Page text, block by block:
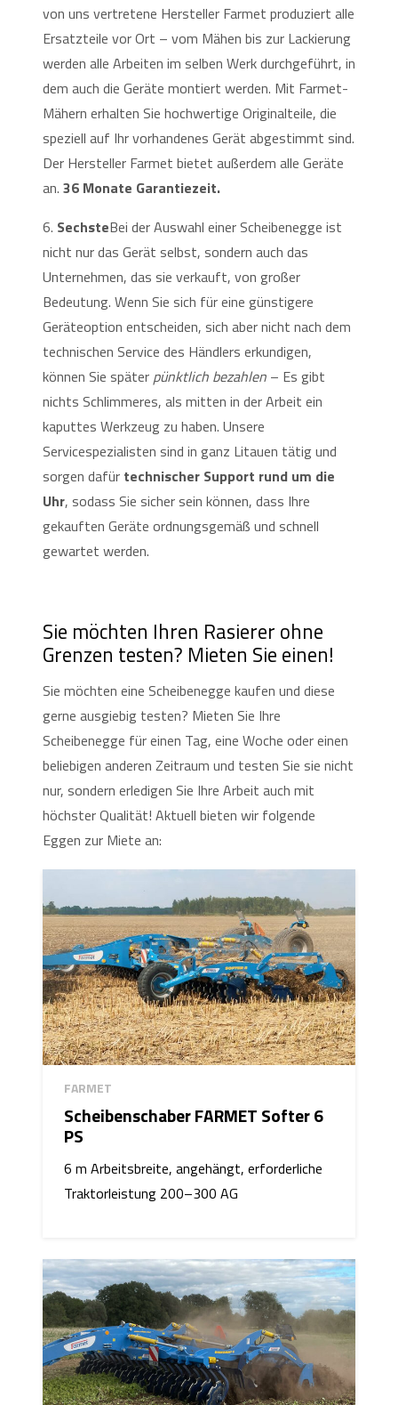
von uns vertretene Hersteller Farmet produziert alle
Ersatzteile vor Ort – vom Mähen bis zur Lackierung
werden alle Arbeiten im selben Werk durchgeführt, in
dem auch die Geräte montiert werden. Mit Farmet-
Mähern erhalten Sie hochwertige Originalteile, die
speziell auf Ihr vorhandenes Gerät abgestimmt sind.
Der Hersteller Farmet bietet außerdem alle Geräte
an. 36 Monate Garantiezeit.
6. SechsteBei der Auswahl einer Scheibenegge ist
nicht nur das Gerät selbst, sondern auch das
Unternehmen, das sie verkauft, von großer
Bedeutung. Wenn Sie sich für eine günstigere
Geräteoption entscheiden, sich aber nicht nach dem
technischen Service des Händlers erkundigen,
können Sie später pünktlich bezahlen – Es gibt
nichts Schlimmeres, als mitten in der Arbeit ein
kaputtes Werkzeug zu haben. Unsere
Servicespezialisten sind in ganz Litauen tätig und
sorgen dafür technischer Support rund um die
Uhr, sodass Sie sicher sein können, dass Ihre
gekauften Geräte ordnungsgemäß und schnell
gewartet werden.
Sie möchten Ihren Rasierer ohne
Grenzen testen? Mieten Sie einen!
Sie möchten eine Scheibenegge kaufen und diese
gerne ausgiebig testen? Mieten Sie Ihre
Scheibenegge für einen Tag, eine Woche oder einen
beliebigen anderen Zeitraum und testen Sie sie nicht
nur, sondern erledigen Sie Ihre Arbeit auch mit
höchster Qualität! Aktuell bieten wir folgende
Eggen zur Miete an:
FARMET
Scheibenschaber FARMET Softer 6
PS
6 m Arbeitsbreite, angehängt, erforderliche
Traktorleistung 200–300 AG